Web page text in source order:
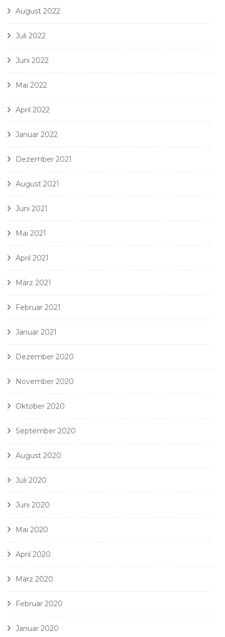
August 2022
Juli 2022
Juni 2022
Mai 2022
April 2022
Januar 2022
Dezember 2021
August 2021
Juni 2021
Mai 2021
April 2021
März 2021
Februar 2021
Januar 2021
Dezember 2020
November 2020
Oktober 2020
September 2020
August 2020
Juli 2020
Juni 2020
Mai 2020
April 2020
März 2020
Februar 2020
Januar 2020